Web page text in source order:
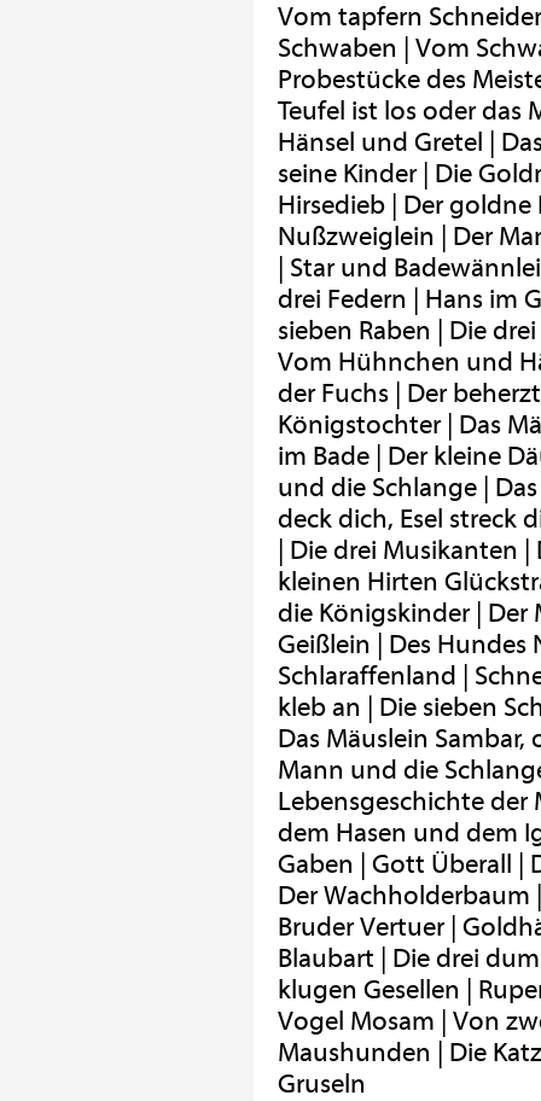
Vom tapfern
Schwaben | Vom
Probestücke des
Teufel ist los oder das
Hänsel und Gretel |
seine Kinder | Die
Hirsedieb | Der
Nußzweiglein | Der
| Star und
drei Federn | Hans im
sieben Raben | Die
Vom Hühnchen und
der Fuchs | Der
Königstochter | Das
im Bade | Der kleine
und die Schlange |
deck dich, Esel streck
| Die drei Musikanten
kleinen Hirten
die Königskinder | Der
Geißlein | Des
Schlaraffenland |
kleb an | Die sieben
Das Mäuslein
Mann und die
Lebensgeschichte der
dem Hasen und dem
Gaben | Gott Überall |
Der Wachholderbaum
Bruder Vertuer |
Blaubart | Die drei
klugen Gesellen |
Vogel Mosam | Von
Maushunden | Die
Gruseln